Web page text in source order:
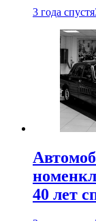
3 года спустя
40 лет